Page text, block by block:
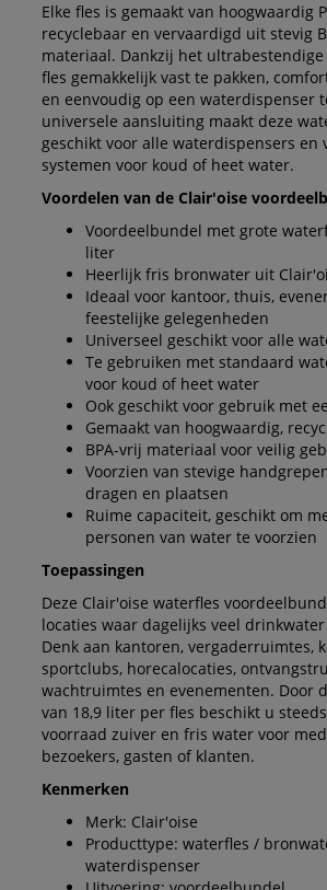
Elke fles is gemaakt van hoogwaardig
recyclebaar en vervaardigd uit stevig
materiaal. Dankzij het
fles gemakkelijk vast te pakken,
en eenvoudig op een waterdispenser
universele aansluiting maakt deze
geschikt voor alle waterdispensers en
systemen voor koud of heet water.
Voordelen van de Clair'oise
Voordeelbundel met grote
liter
Heerlijk fris bronwater uit
Ideaal voor kantoor, thuis,
feestelijke gelegenheden
Universeel geschikt voor alle
Te gebruiken met standaard
voor koud of heet water
Ook geschikt voor gebruik met
Gemaakt van hoogwaardig,
BPA-vrij materiaal voor veilig
Voorzien van stevige
dragen en plaatsen
Ruime capaciteit, geschikt om
personen van water te voorzien
Toepassingen
Deze Clair'oise waterfles
locaties waar dagelijks veel
Denk aan kantoren, vergaderruimtes,
sportclubs, horecalocaties,
wachtruimtes en evenementen. Door
van 18,9 liter per fles beschikt u
voorraad zuiver en fris water voor
bezoekers, gasten of klanten.
Kenmerken
Merk: Clair'oise
Producttype: waterfles /
waterdispenser